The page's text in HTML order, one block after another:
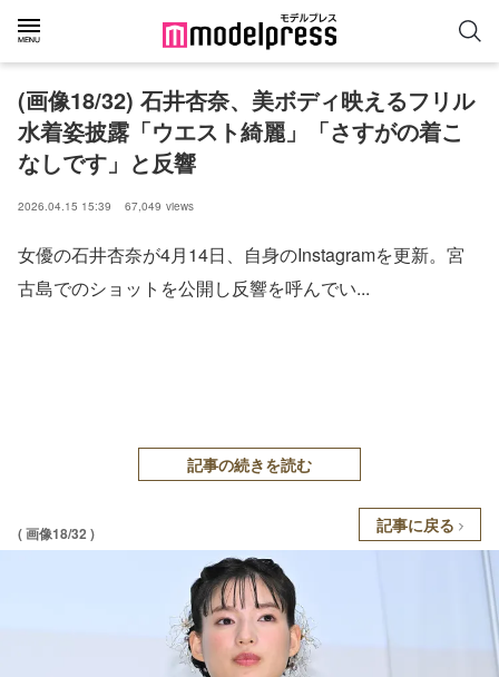
(画像18/32) 石井杏奈、美ボディ映えるフリル
水着姿披露「ウエスト綺麗」「さすがの着こ
なしです」と反響
2026.04.15 15:39 67,049 views
女優の石井杏奈が4月14日、自身のInstagramを更新。宮
古島でのショットを公開し反響を呼んでい...
記事の続きを読む
( 画像18/32 ) 記事に戻る